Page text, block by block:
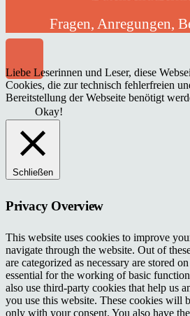
Fragen, Anregungen,
Liebe Leserinnen und Leser, diese
Cookies, die zur technisch fehlerfreien
Bereitstellung der Webseite benötigt
Okay!
Schließen
Privacy Overview
This website uses cookies to improve
navigate through the website. Out of
are categorized as necessary are stored
essential for the working of basic
also use third-party cookies that help us
you use this website. These cookies will
only with your consent. You also have